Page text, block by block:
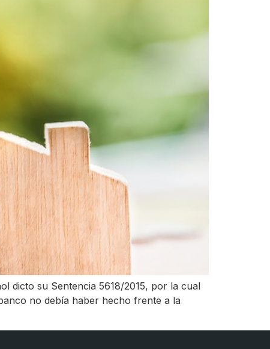
dicto su Sentencia 5618/2015, por la cual
no debía haber hecho frente a la